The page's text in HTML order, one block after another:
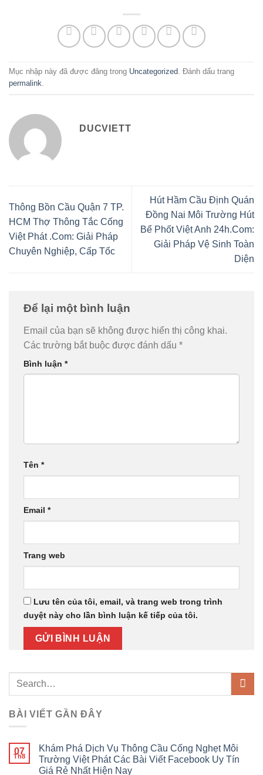
Mục nhập này đã được đăng trong Uncategorized. Đánh dấu trang
permalink.
DUCVIETT
Thông Bồn Cầu Quận 7 TP.
HCM Thợ Thông Tắc Cống
Việt Phát .Com: Giải Pháp
Chuyên Nghiệp, Cấp Tốc
Hút Hầm Cầu Định Quán
Đồng Nai Môi Trường Hút
Bể Phốt Việt Anh 24h.Com:
Giải Pháp Vệ Sinh Toàn
Diện
Để lại một bình luận
Email của bạn sẽ không được hiển thị công khai.
Các trường bắt buộc được đánh dấu *
Bình luận *
Tên *
Email *
Trang web
Lưu tên của tôi, email, và trang web trong trình
duyệt này cho lần bình luận kế tiếp của tôi.
BÀI VIẾT GẦN ĐÂY
07
Th8
Khám Phá Dịch Vụ Thông Cầu Cống Nghẹt Môi
Trường Việt Phát Các Bài Viết Facebook Uy Tín
Giá Rẻ Nhất Hiện Nay